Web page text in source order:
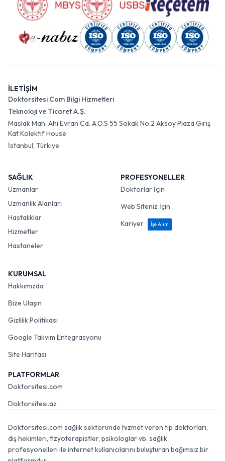
İLETİŞİM
Doktorsitesi Com Bilgi Hizmetleri
Teknoloji ve Ticaret A.Ş.
Maslak Mah. Ahi Evran Cd. A.O.S 55 Sokak No:2 Aksoy Plaza Giriş
Kat Kolektif House
İstanbul, Türkiye
SAĞLIK
Uzmanlar
Uzmanlık Alanları
Hastalıklar
Hizmetler
Hastaneler
PROFESYONELLER
Doktorlar İçin
Web Siteniz İçin
Kariyer
İşe Alım
KURUMSAL
Hakkımızda
Bize Ulaşın
Gizlilik Politikası
Google Takvim Entegrasyonu
Site Haritası
PLATFORMLAR
Doktorsitesi.com
Doktorsitesi.az
Doktorsitesi.com sağlık sektöründe hizmet veren tıp doktorları,
diş hekimleri, fizyoterapistler, psikologlar vb. sağlık
profesyonelleri ile internet kullanıcılarını buluşturan bağımsız bir